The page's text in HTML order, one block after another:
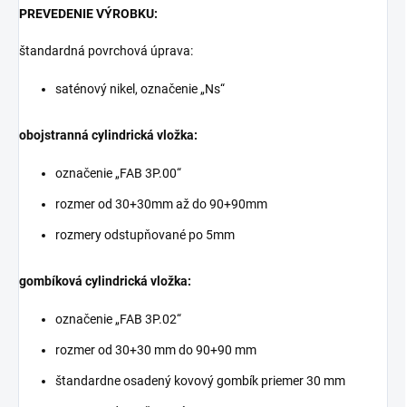
PREVEDENIE VÝROBKU:
štandardná povrchová úprava:
saténový nikel, označenie „Ns“
obojstranná cylindrická vložka:
označenie „FAB 3P.00“
rozmer od 30+30mm až do 90+90mm
rozmery odstupňované po 5mm
gombíková cylindrická vložka:
označenie „FAB 3P.02“
rozmer od 30+30 mm do 90+90 mm
štandardne osadený kovový gombík priemer 30 mm